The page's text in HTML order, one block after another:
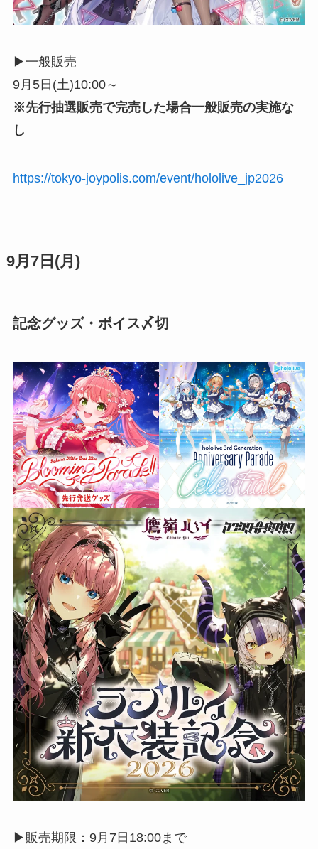
▶︎一般販売
9月5日(土)10:00～
※先行抽選販売で完売した場合一般販売の実施な
し
https://tokyo-joypolis.com/event/hololive_jp2026
9月7日(月)
記念グッズ・ボイス〆切
▶︎販売期限：9月7日18:00まで